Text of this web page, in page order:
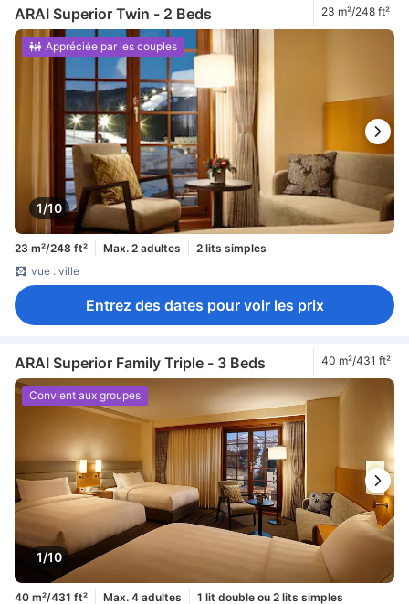
ARAI Superior Twin - 2 Beds 23 m²/248 ft²
1/10
Appréciée par les couples
23 m²/248 ft² Max. 2 adultes
2 lits simples
vue : ville
Entrez des dates pour voir les prix
ARAI Superior Family Triple - 3 Beds 40 m²/431 ft²
1/10
Convient aux groupes
40 m²/431 ft² Max. 4 adultes 1 lit double ou 2 lits simples